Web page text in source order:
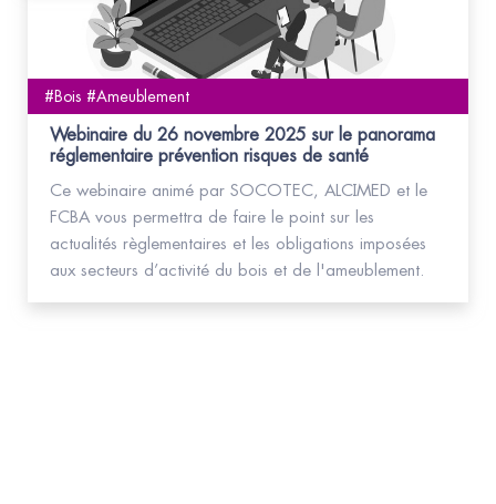
#Bois #Ameublement
Webinaire du 26 novembre 2025 sur le panorama
réglementaire prévention risques de santé
Ce webinaire animé par SOCOTEC, ALCIMED et le
FCBA vous permettra de faire le point sur les
actualités règlementaires et les obligations imposées
aux secteurs d’activité du bois et de l'ameublement.